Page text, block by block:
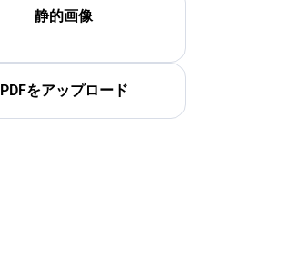
静的画像
PDFをアップロード